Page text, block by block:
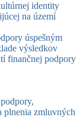
identity
na území
úspešným
výsledkov
finančnej podpory
plnenia zmluvných